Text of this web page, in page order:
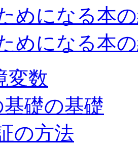
めになる本
めになる本
変数
礎の基礎
の方法